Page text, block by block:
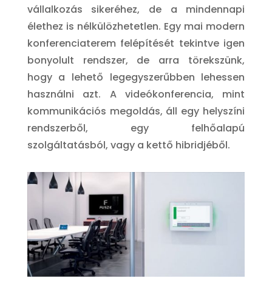
vállalkozás sikeréhez, de a mindennapi
élethez is nélkülözhetetlen. Egy mai modern
konferenciaterem felépítését tekintve igen
bonyolult rendszer, de arra törekszünk,
hogy a lehető legegyszerűbben lehessen
használni azt. A videókonferencia, mint
kommunikációs megoldás, áll egy helyszíni
rendszerből, egy felhőalapú
szolgáltatásból, vagy a kettő hibridjéből.